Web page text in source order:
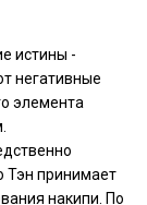
истины -
негативные
элемента
Тэн принимает
накипи. По